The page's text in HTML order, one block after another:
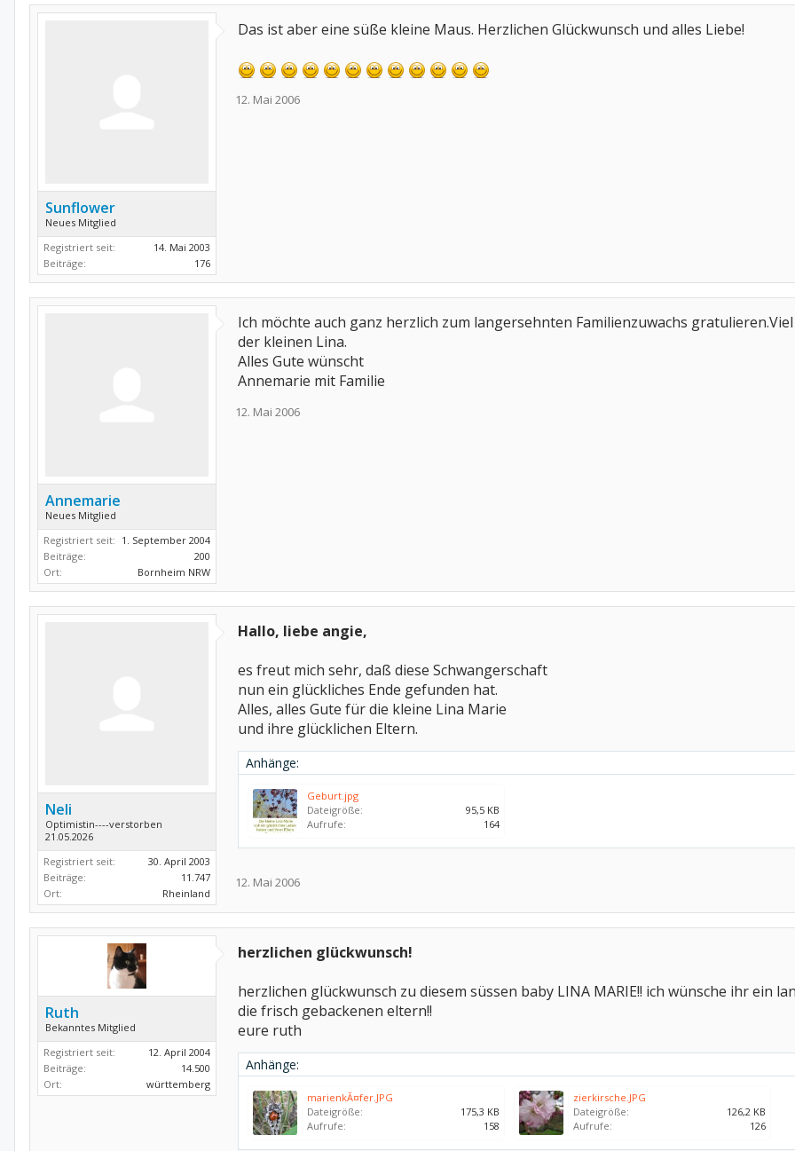
Sunflower
Neues Mitglied
Registriert seit:
14. Mai 2003
Beiträge:
176
Das ist aber eine süße kleine Maus. Herzlichen Glückwunsch und alles Liebe!
12. Mai 2006
Annemarie
Neues Mitglied
Registriert seit: 1. September 2004
Beiträge:
200
Ort:
Bornheim NRW
Ich möchte auch ganz herzlich zum langersehnten Familienzuwachs
der kleinen Lina.
Alles Gute wünscht
Annemarie mit Familie
12. Mai 2006
Neli
Optimistin----verstorben
21.05.2026
Registriert seit:
30. April 2003
Beiträge:
11.747
Ort:
Rheinland
Hallo, liebe angie,
es freut mich sehr, daß diese Schwangerschaft
nun ein glückliches Ende gefunden hat.
Alles, alles Gute für die kleine Lina Marie
und ihre glücklichen Eltern.
Anhänge:
Geburt.jpg
Dateigröße:
95,5 KB
Aufrufe:
164
12. Mai 2006
Ruth
Bekanntes Mitglied
Registriert seit:
12. April 2004
Beiträge:
14.500
Ort:
württemberg
herzlichen glückwunsch!
herzlichen glückwunsch zu diesem süssen baby LINA MARIE!! ich wünsche ihr ein
die frisch gebackenen eltern!!
eure ruth
Anhänge:
marienkÃ¤fer.JPG
Dateigröße:
175,3 KB
Aufrufe:
158
zierkirsche.JPG
Dateigröße:
126,2 KB
Aufrufe:
126